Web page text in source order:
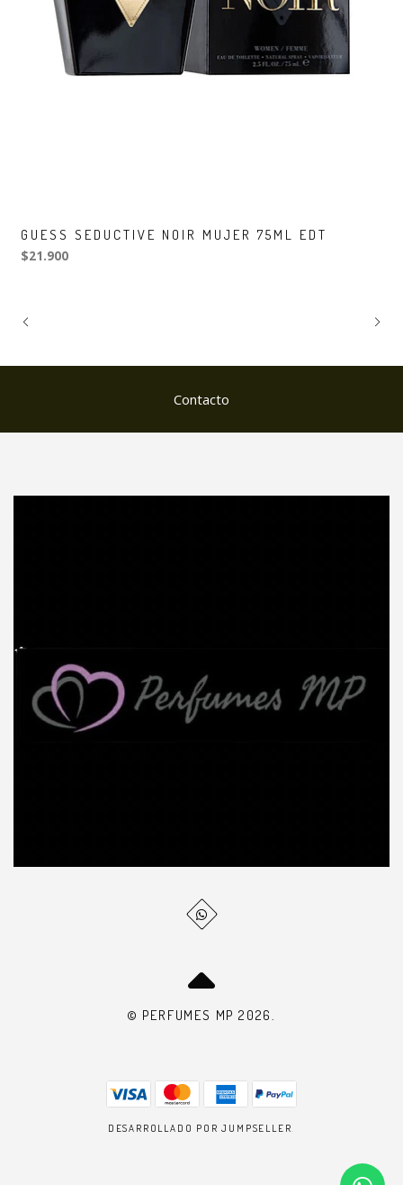
GUESS SEDUCTIVE NOIR MUJER 75ML EDT
$21.900
Contacto
© PERFUMES MP 2026.
DESARROLLADO POR JUMPSELLER